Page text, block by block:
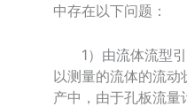
中存在以下问题：
1）由流体流型引
以测量的流体的流动
产中，由于孔板流量